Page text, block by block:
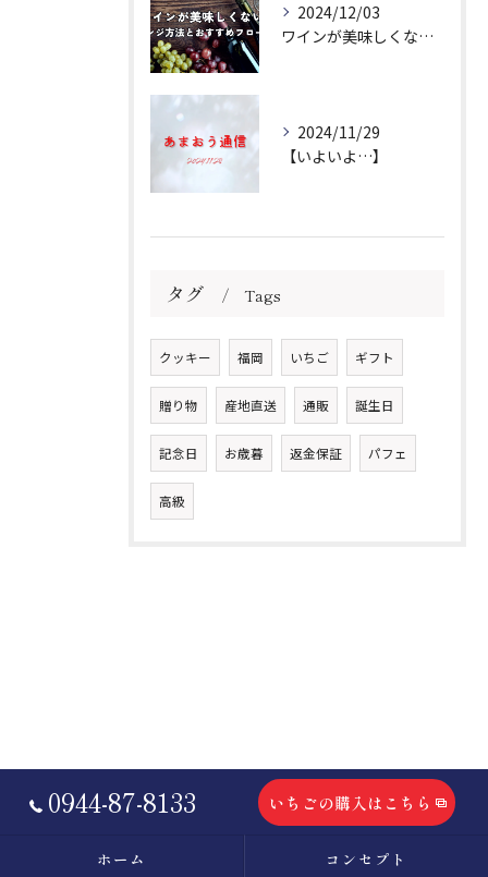
2024/12/03
ワインが美味しくない場合のアレンジ方法とおすすめフローズンをご紹介
2024/11/29
【いよいよ…】
タグ Tags
クッキー 福岡 いちご ギフト
贈り物 産地直送 通販 誕生日
記念日 お歳暮 返金保証 パフェ
高級
0944-87-8133 いちごの購入はこちら
ホーム コンセプト